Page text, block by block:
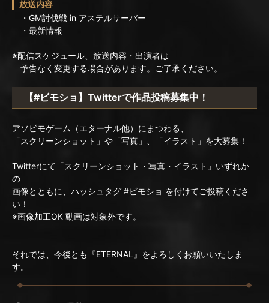
放送内容
・GM討伐戦 in アステルサーバー
・最新情報
※配信スケジュール、放送内容・出演者は
予告なく変更する場合があります。ご了承ください。
【#ビモショ】Twitterで作品投稿募集中！
アソビモゲーム（エターナル他）にまつわる、
「スクリーンショット」や「写真」、「イラスト」を大募集！
Twitterにて「スクリーンショット・写真・イラスト」いずれか
の
画像とともに、ハッシュタグ #ビモショ を付けてご投稿くださ
い！
※画像加工OK 動画は対象外です。
それでは、今後とも『ETERNAL』をよろしくお願いいたしま
す。